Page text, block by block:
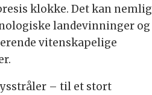
klokke. Det kan nemlig
landevinninger og
vitenskapelige
– til et stort